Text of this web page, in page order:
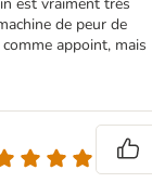
de peur de
appoint, mais